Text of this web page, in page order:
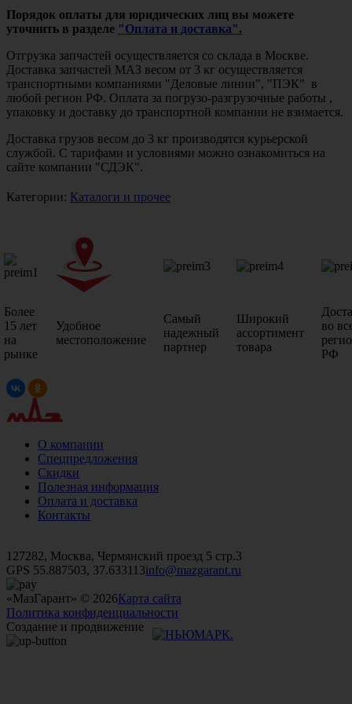
Порядок оплаты для юридических лиц вы можете
уточнить в разделе "Оплата и доставка".
Отгрузка запчастей осуществляется со склада в Москве.
Доставка запчастей МАЗ весом от 3 кг осуществляется
транспортными компаниями "Деловые линии", "ПЭК" в
любой регион РФ. Оплата за погрузо-разгрузочные работы ,
упаковку и доставку до транспортной компании не взимается.
Доставка грузов весом до 3 кг производятся курьерской
службой. С тарифами и условиями можно ознакомиться на
сайте компании "СДЭК".
Категории: Каталоги и прочее
Более
15 лет
на
рынке
Удобное
местоположение
Самый
надежный
партнер
Широкий
ассортимент
товара
во
РФ
О компании
Спецпредложения
Скидки
Полезная информация
Оплата и доставка
Контакты
127282, Москва, Чермянский проезд 5 стр.3
GPS 55.887503, 37.633113info@mazgarant.ru
«МазГарант» © 2026Карта сайта
Политика конфиденциальности
Создание и продвижение